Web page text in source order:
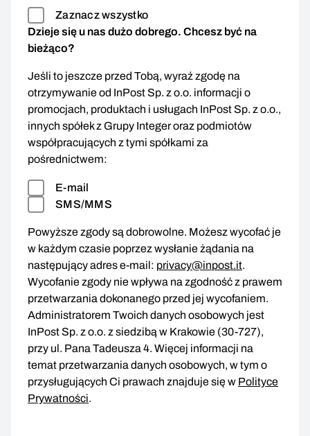
Zaznacz wszystko
Dzieje się u nas dużo dobrego. Chcesz być na
bieżąco?
Jeśli to jeszcze przed Tobą, wyraź zgodę na
otrzymywanie od InPost Sp. z o.o. informacji o
promocjach, produktach i usługach InPost Sp. z o.o.,
innych spółek z Grupy Integer oraz podmiotów
współpracujących z tymi spółkami za
pośrednictwem:
E-mail
SMS/MMS
Powyższe zgody są dobrowolne. Możesz wycofać je
w każdym czasie poprzez wysłanie żądania na
następujący adres e-mail: privacy@inpost.it.
Wycofanie zgody nie wpływa na zgodność z prawem
przetwarzania dokonanego przed jej wycofaniem.
Administratorem Twoich danych osobowych jest
InPost Sp. z o.o. z siedzibą w Krakowie (30-727),
przy ul. Pana Tadeusza 4. Więcej informacji na
temat przetwarzania danych osobowych, w tym o
przysługujących Ci prawach znajduje się w Polityce
Prywatności.